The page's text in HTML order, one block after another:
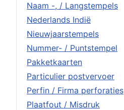
Naam -, / Langstempels
Nederlands Indië
Nieuwjaarstempels
Nummer- / Puntstempel
Pakketkaarten
Particulier postvervoer
Perfin / Firma perforaties
Plaatfout / Misdruk